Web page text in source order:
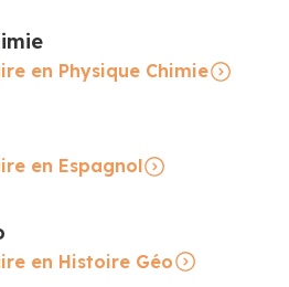
en Physique Chimie
en Espagnol
en Histoire Géo